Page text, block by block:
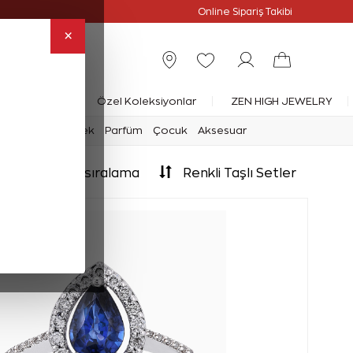
×
Online Sipariş Takibi
Yüzük Özel Koleksiyonlar ZEN HIGH JEWELRY
Erkek Parfüm Çocuk Aksesuar
Akıllı sıralama Renkli Taşlı Setler